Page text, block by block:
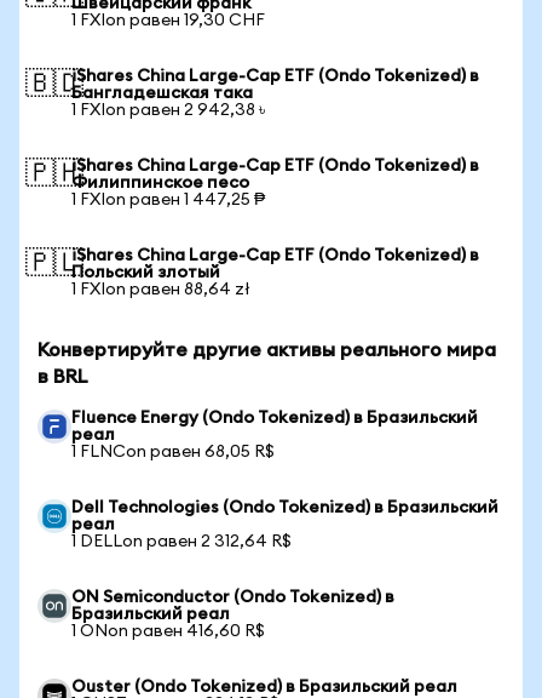
Швейцарский франк
1 FXIon равен 19,30 CHF
🇧🇩iShares China Large-Cap ETF (Ondo Tokenized) в
Бангладешская така
1 FXIon равен 2 942,38 ৳
🇵🇭iShares China Large-Cap ETF (Ondo Tokenized) в
Филиппинское песо
1 FXIon равен 1 447,25 ₱
🇵🇱iShares China Large-Cap ETF (Ondo Tokenized) в
Польский злотый
1 FXIon равен 88,64 zł
Конвертируйте другие активы реального мира
в BRL
Fluence Energy (Ondo Tokenized) в Бразильский
реал
1 FLNCon равен 68,05 R$
Dell Technologies (Ondo Tokenized) в Бразильский
реал
1 DELLon равен 2 312,64 R$
ON Semiconductor (Ondo Tokenized) в
Бразильский реал
1 ONon равен 416,60 R$
Ouster (Ondo Tokenized) в Бразильский реал